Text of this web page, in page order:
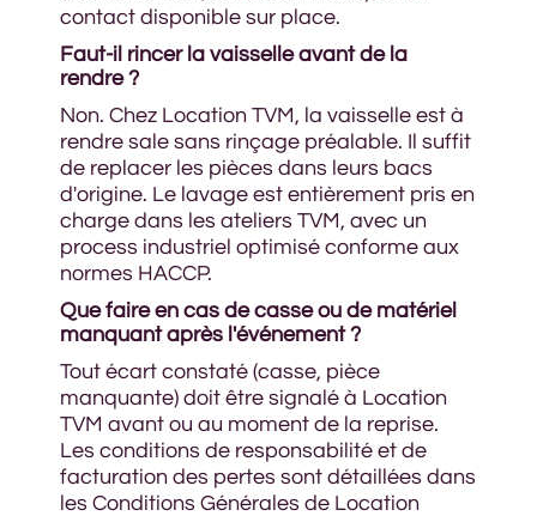
contact disponible sur place.
Faut-il rincer la vaisselle avant de la
rendre ?
Non. Chez Location TVM, la vaisselle est à
rendre sale sans rinçage préalable. Il suffit
de replacer les pièces dans leurs bacs
d'origine. Le lavage est entièrement pris en
charge dans les ateliers TVM, avec un
process industriel optimisé conforme aux
normes HACCP.
Que faire en cas de casse ou de matériel
manquant après l'événement ?
Tout écart constaté (casse, pièce
manquante) doit être signalé à Location
TVM avant ou au moment de la reprise.
Les conditions de responsabilité et de
facturation des pertes sont détaillées dans
les Conditions Générales de Location